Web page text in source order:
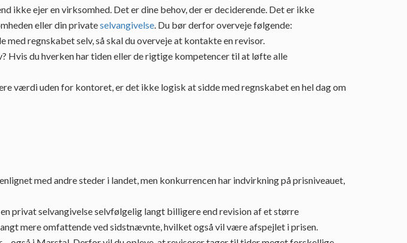
ikke ejer en virksomhed. Det er dine behov, der er deciderende. Det er ikke
eller din privateselvangivelse. Du bør derfor overveje følgende:
regnskabet selv, så skal du overveje at kontakte en revisor.
Hvis du hverken har tiden eller de rigtige kompetencer til at løfte alle
værdi uden for kontoret, er det ikke logisk at sidde med regnskabet en hel dag om
med andre steder i landet, men konkurrencen har indvirkning på prisniveauet,
privat selvangivelse selvfølgelig langt billigere end revision af et større
mere omfattende ved sidstnævnte, hvilket også vil være afspejlet i prisen.